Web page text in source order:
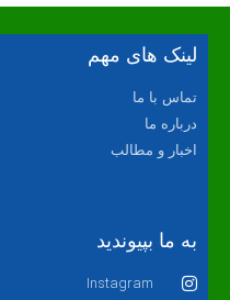
لینک های مهم
تماس با ما
درباره ما
اخبار و مطالب
به ما بپیوندید
Instagram